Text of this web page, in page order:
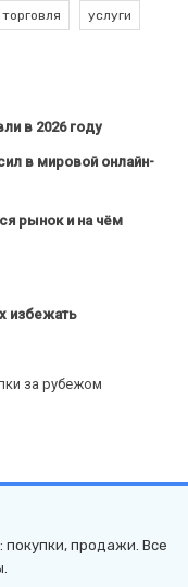
торговля услуги
в 2026 году
в мировой онлайн-
рынок и на чём
избежать
за рубежом
покупки, продажи. Все